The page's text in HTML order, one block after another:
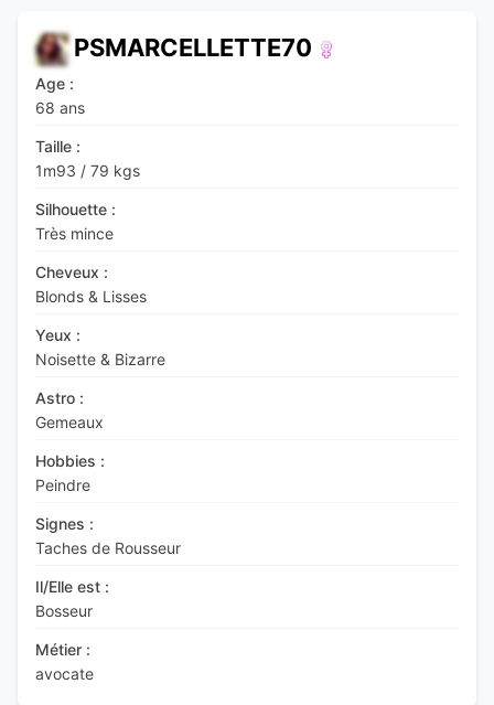
PSMARCELLETTE70
Age :
68 ans
Taille :
1m93 / 79 kgs
Silhouette :
Très mince
Cheveux :
Blonds & Lisses
Yeux :
Noisette & Bizarre
Astro :
Gemeaux
Hobbies :
Peindre
Signes :
Taches de Rousseur
Il/Elle est :
Bosseur
Métier :
avocate